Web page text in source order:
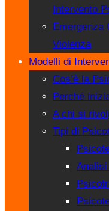
Intervento
Emergenza
Violenza
Modelli di
Cos’è la
Perché
A chi si
Tipi di
Analisi